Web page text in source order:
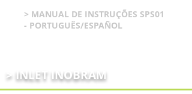
> MANUAL DE INSTRUÇÕES SPS01
- PORTUGUÊS/ESPAÑOL
> INLET INOBRAM